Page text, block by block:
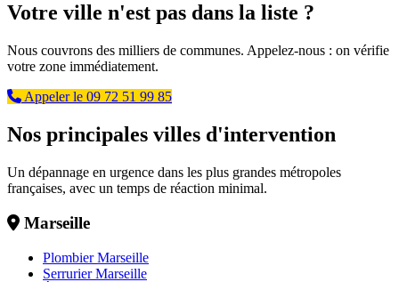
Votre ville n'est pas dans la liste ?
Nous couvrons des milliers de communes. Appelez-nous : on vérifie
votre zone immédiatement.
Appeler le 09 72 51 99 85
Nos principales villes d'intervention
Un dépannage en urgence dans les plus grandes métropoles
françaises, avec un temps de réaction minimal.
Marseille
Plombier Marseille
Serrurier Marseille